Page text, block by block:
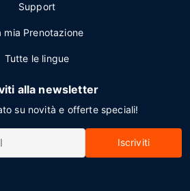
Support
mia Prenotazione
Tutte le lingue
alla newsletter
su novità e offerte speciali!
Iscriviti